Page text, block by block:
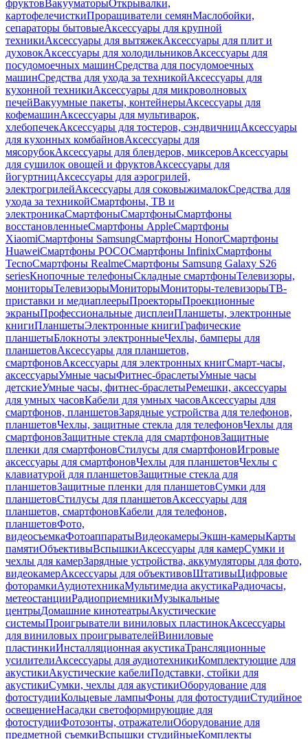
фруктовВакууматорыОткрывалки,
картофелечисткиПроращиватели семянМаслобойки,
сепараторы бытовыеАксессуары для крупной
техникиАксессуары для вытяжекАксессуары для плит и
духовокАксессуары для холодильниковАксессуары для
посудомоечных машинСредства для посудомоечных
машинСредства для ухода за техникойАксессуары для
кухонной техникиАксессуары для микроволновых
печейВакуумные пакеты, контейнерыАксессуары для
кофемашинАксессуары для мультиварок,
хлебопечекАксессуары для тостеров, сэндвичницАксессуары
для кухонных комбайновАксессуары для
мясорубокАксессуары для блендеров, миксеровАксессуары
для сушилок овощей и фруктовАксессуары для
йогуртницАксессуары для аэрогрилей,
электрогрилейАксессуары для соковыжималокСредства для
ухода за техникойСмартфоны, ТВ и
электроникаСмартфоныСмартфоныСмартфоны
восстановленныеСмартфоны AppleСмартфоны
XiaomiСмартфоны SamsungСмартфоны HonorСмартфоны
HuaweiСмартфоны POCOСмартфоны InfinixСмартфоны
TecnoСмартфоны RealmeСмартфоны Samsung Galaxy S26
seriesКнопочные телефоныСкладные смартфоныТелевизоры,
мониторыТелевизорыМониторыМониторы-телевизорыТВ-
приставки и медиаплеерыПроекторыПроекционные
экраныПрофессиональные дисплеиПланшеты, электронные
книгиПланшетыЭлектронные книгиГрафические
планшетыБлокноты электронныеЧехлы, бамперы для
планшетовАксессуары для планшетов,
смартфоновАксессуары для электронных книгСмарт-часы,
аксессуарыУмные часыФитнес-браслетыУмные часы
детскиеУмные часы, фитнес-браслетыРемешки, аксессуары
для умных часовКабели для умных часовАксессуары для
смартфонов, планшетовЗарядные устройства для телефонов,
планшетовЧехлы, защитные стекла для телефоновЧехлы для
смартфоновЗащитные стекла для смартфоновЗащитные
пленки для смартфоновСтилусы для смартфоновИгровые
аксессуары для смартфоновЧехлы для планшетовЧехлы с
клавиатурой для планшетовЗащитные стекла для
планшетовЗащитные пленки для планшетовСумки для
планшетовСтилусы для планшетовАксессуары для
планшетов, смартфоновКабели для телефонов,
планшетовФото,
видеосъемкаФотоаппаратыВидеокамерыЭкшн-камерыКарты
памятиОбъективыВспышкиАксессуары для камерСумки и
чехлы для камерЗарядные устройства, аккумуляторы для фото,
видеокамерАксессуары для объективовШтативыЦифровые
фоторамкиАудиотехникаМультимедиа акустикаРадиочасы,
метеостанцииРадиоприемникиМузыкальные
центрыДомашние кинотеатрыАкустические
системыПроигрыватели виниловых пластинокАксессуары
для виниловых проигрывателейВиниловые
пластинкиИнсталляционная акустикаТрансляционные
усилителиАксессуары для аудиотехникиКомплектующие для
акустикиАкустические кабелиПодставки, стойки для
акустикиСумки, чехлы для акустикиОборудование для
фотостудииКольцевые лампыФоны для фотостудииСтудийное
освещениеНасадки светоформирующие для
фотостудииФотозонты, отражателиОборудование для
предметной съемкиВспышки студийныеКомплекты